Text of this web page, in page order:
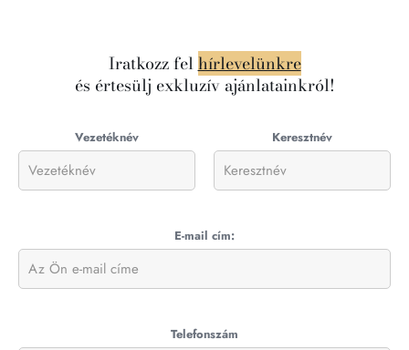
Iratkozz felhírlevelünkre
és értesülj exkluzív ajánlatainkról!
Vezetéknév Keresztnév
E-mail cím:
Telefonszám